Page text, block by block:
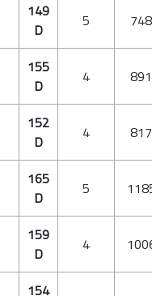
149
D
5
155
D
4
152
D
4
165
D
5
159
D
4
154